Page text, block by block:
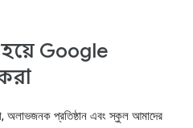
Google
অলাভজনক প্রতিষ্ঠান এবং স্কুল আমাদের